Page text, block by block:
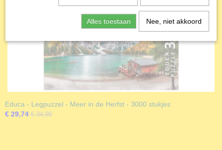
Educa - Legpuzzel - Meer in de Herfst - 3000 stukjes
€ 29,74 € 34,99
Alles toestaan Nee, niet akkoord